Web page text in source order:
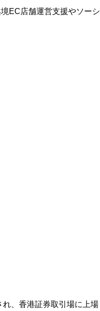
EC店舗運営支援やソー
、香港証券取引場に上場